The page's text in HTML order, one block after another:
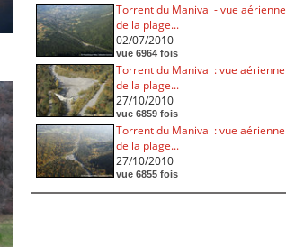
Torrent du Manival - vue aérienne
de la plage...
02/07/2010
vue 6964 fois
Torrent du Manival : vue aérienne
de la plage...
27/10/2010
vue 6859 fois
Torrent du Manival : vue aérienne
de la plage...
27/10/2010
vue 6855 fois